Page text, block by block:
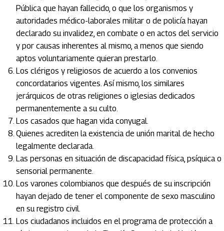
Pública que hayan fallecido, o que los organismos y
autoridades médico-laborales militar o de policía hayan
declarado su invalidez, en combate o en actos del servicio
y por causas inherentes al mismo, a menos que siendo
aptos voluntariamente quieran prestarlo.
Los clérigos y religiosos de acuerdo a los convenios
concordatarios vigentes. Así mismo, los similares
jerárquicos de otras religiones o iglesias dedicados
permanentemente a su culto.
Los casados que hagan vida conyugal.
Quienes acrediten la existencia de unión marital de hecho
legalmente declarada.
Las personas en situación de discapacidad física, psíquica o
sensorial permanente.
Los varones colombianos que después de su inscripción
hayan dejado de tener el componente de sexo masculino
en su registro civil.
Los ciudadanos incluidos en el programa de protección a